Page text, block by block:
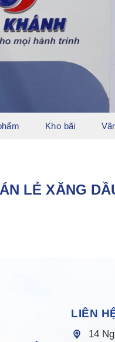
Kho bãi
LẺ XĂNG
LIÊN
14